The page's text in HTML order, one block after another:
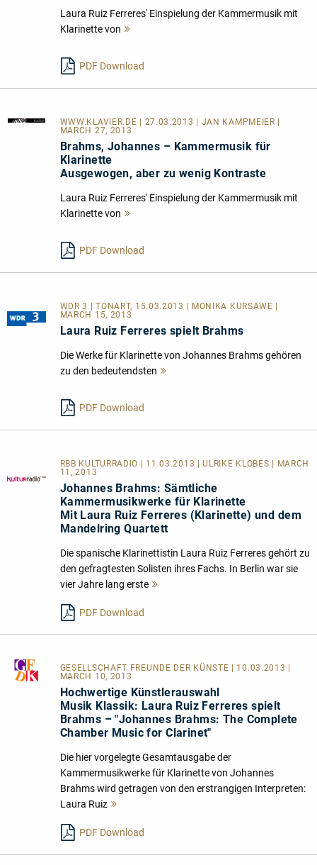
Laura Ruiz Ferreres' Einspielung der Kammermusik mit
Klarinette von
PDF Download
WWW.KLAVIER.DE | 27.03.2013 | JAN KAMPMEIER |
MARCH 27, 2013
Brahms, Johannes – Kammermusik für
Klarinette
Ausgewogen, aber zu wenig Kontraste
Laura Ruiz Ferreres' Einspielung der Kammermusik mit
Klarinette von
PDF Download
WDR 3 | TONART, 15.03.2013 | MONIKA KURSAWE |
MARCH 15, 2013
Laura Ruiz Ferreres spielt Brahms
Die Werke für Klarinette von Johannes Brahms gehören
zu den bedeutendsten
PDF Download
RBB KULTURRADIO | 11.03.2013 | ULRIKE KLOBES | MARCH
11, 2013
Johannes Brahms: Sämtliche
Kammermusikwerke für Klarinette
Mit Laura Ruiz Ferreres (Klarinette) und dem
Mandelring Quartett
Die spanische Klarinettistin Laura Ruiz Ferreres gehört zu
den gefragtesten Solisten ihres Fachs. In Berlin war sie
vier Jahre lang erste
PDF Download
GESELLSCHAFT FREUNDE DER KÜNSTE
| 10.03.2013 |
MARCH 10, 2013
Hochwertige Künstlerauswahl
Musik Klassik: Laura Ruiz Ferreres spielt
Brahms – "Johannes Brahms: The Complete
Chamber Music for Clarinet"
Die hier vorgelegte Gesamtausgabe der
Kammermusikwerke für Klarinette von Johannes
Brahms wird getragen von den erstrangigen Interpreten:
Laura Ruiz
PDF Download